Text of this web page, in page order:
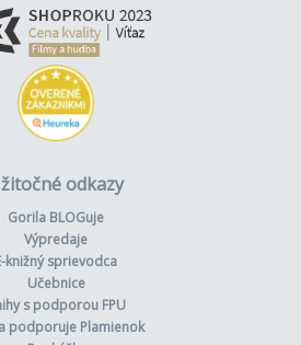
odkazy
Gorila BLOGuje
Výpredaje
knižný sprievodca
Učebnice
s podporou FPU
podporuje Plamienok